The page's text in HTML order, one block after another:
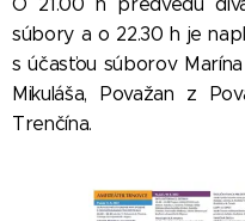
súbory a o 22.30 h je
s účasťou súborov
Mikuláša, Považan z
Trenčína.